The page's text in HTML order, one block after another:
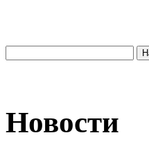
Новости